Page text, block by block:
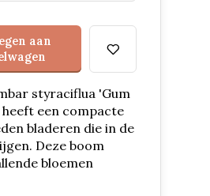
aan
styraciflua 'Gum
een compacte
bladeren die in de
Deze boom
bloemen